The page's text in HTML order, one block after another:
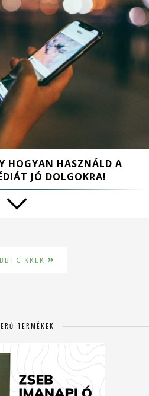
HOGYAN HASZNÁLD A
JÓ DOLGOKRA!
CIKKEK
TERMÉKEK